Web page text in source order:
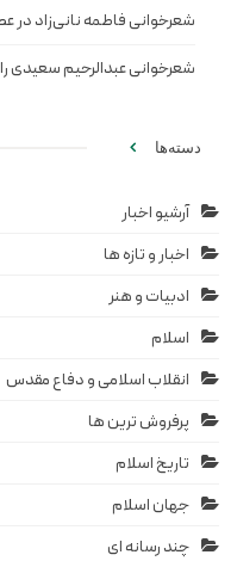
شعرخوانی فاطمه نانی‌زاد در
شعرخوانی عبدالرحیم سعیدی
دسته‌ها
آرشیو اخبار
اخبار و تازه ها
ادبیات و هنر
اسلام
انقلاب اسلامی و دفاع مقدس
پرفروش ترین ها
تاریخ اسلام
جهان اسلام
چند رسانه ای